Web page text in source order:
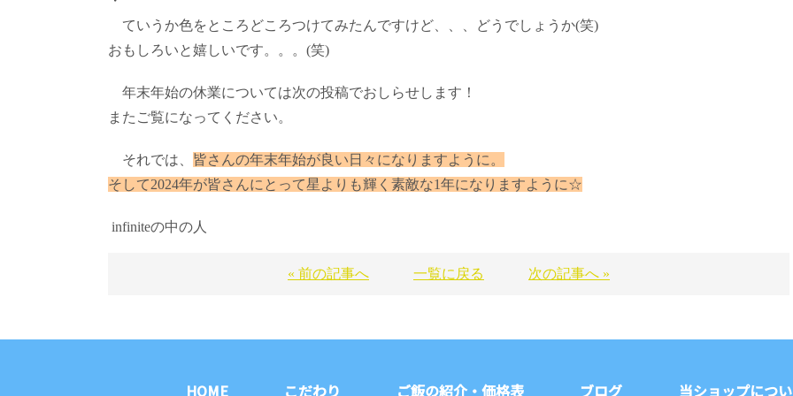
ていうか色をところどころつけてみたんですけど、、、どうでしょうか(笑)
おもしろいと嬉しいです。。。(笑)
年末年始の休業については次の投稿でおしらせします！
またご覧になってください。
それでは、 皆さんの年末年始が良い日々になりますように。
そして2024年が皆さんにとって星よりも輝く素敵な1年になりますように☆
infiniteの中の人
« 前の記事へ 一覧に戻る 次の記事へ »
HOME こだわり ご飯の紹介・価格表 ブログ 当ショップにつ